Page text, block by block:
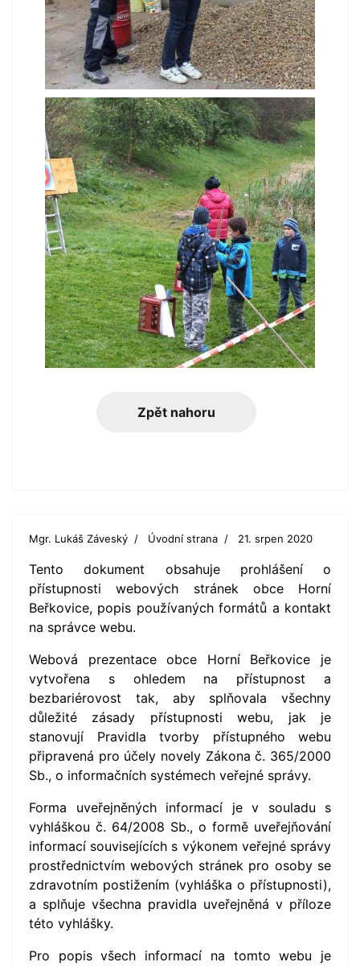
Zpět nahoru
Mgr. Lukáš Záveský Úvodní strana 21. srpen 2020
Tento dokument obsahuje prohlášení o
přístupnosti webových stránek obce Horní
Beřkovice, popis používaných formátů a kontakt
na správce webu.
Webová prezentace obce Horní Beřkovice je
vytvořena s ohledem na přístupnost a
bezbariérovost tak, aby splňovala všechny
důležité zásady přístupnosti webu, jak je
stanovují Pravidla tvorby přístupného webu
připravená pro účely novely Zákona č. 365/2000
Sb., o informačních systémech veřejné správy.
Forma uveřejněných informací je v souladu s
vyhláškou č. 64/2008 Sb., o formě uveřejňování
informací souvisejících s výkonem veřejné správy
prostřednictvím webových stránek pro osoby se
zdravotním postižením (vyhláška o přístupnosti),
a splňuje všechna pravidla uveřejněná v příloze
této vyhlášky.
Pro popis všech informací na tomto webu je